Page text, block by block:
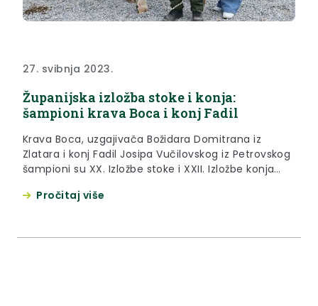
27. svibnja 2023.
Županijska izložba stoke i konja:
šampioni krava Boca i konj Fadil
Krava Boca, uzgajivača Božidara Domitrana iz
Zlatara i konj Fadil Josipa Vučilovskog iz Petrovskog
šampioni su XX. Izložbe stoke i XXII. Izložbe konja
subotu, 27. lipnja 2023. godine na prostoru sajmišta
Pročitaj više